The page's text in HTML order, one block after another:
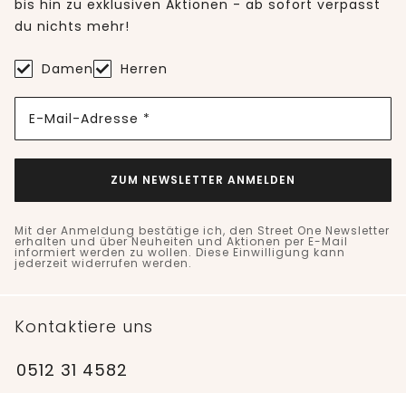
bis hin zu exklusiven Aktionen - ab sofort verpasst
du nichts mehr!
Damen Herren
E-Mail-Adresse *
ZUM NEWSLETTER ANMELDEN
Mit der Anmeldung bestätige ich, den Street One Newsletter
erhalten und über Neuheiten und Aktionen per E-Mail
informiert werden zu wollen. Diese Einwilligung kann
jederzeit widerrufen werden.
Kontaktiere uns
0512 31 4582